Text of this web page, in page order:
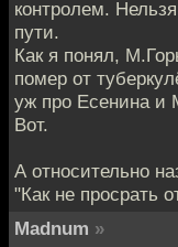
контролем.
пути.
Как я понял,
помер от
уж про Есенина и
Вот.
А относительно
"Как не просрать
Madnum »